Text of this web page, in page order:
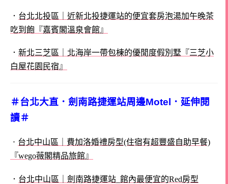
． 台北北投區｜近新北投捷運站的便宜套房泡湯加午晚茶
吃到飽『嘉賓閣溫泉會館』
． 新北三芝區｜北海岸一帶包棟的優閒度假別墅『三芝小
白屋花園民宿』
＃台北大直．劍南路捷運站周邊Motel．延伸閱
讀＃
． 台北中山區｜費加洛婚禮房型(住宿有超豐盛自助早餐)
『wego薇閣精品旅館』
． 台北中山區｜劍南路捷運站_館內最便宜的Red房型